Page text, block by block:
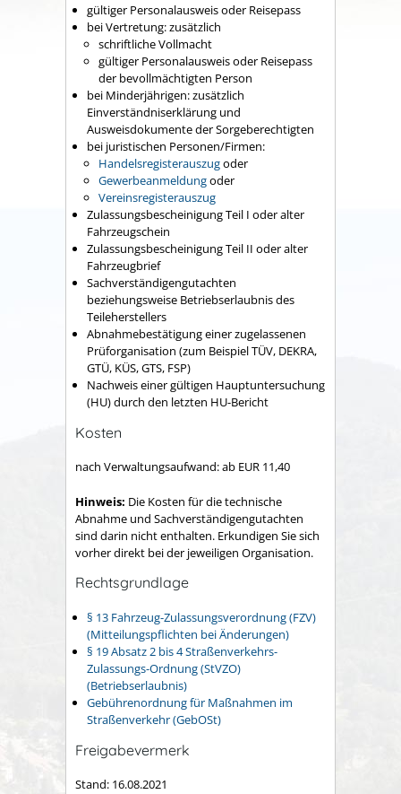
gültiger Personalausweis oder Reisepass
bei Vertretung: zusätzlich
schriftliche Vollmacht
gültiger Personalausweis oder Reisepass
der bevollmächtigten Person
bei Minderjährigen: zusätzlich
Einverständniserklärung und
Ausweisdokumente der Sorgeberechtigten
bei juristischen Personen/Firmen:
Handelsregisterauszugoder
Gewerbeanmeldungoder
Vereinsregisterauszug
Zulassungsbescheinigung Teil I oder alter
Fahrzeugschein
Zulassungsbescheinigung Teil II oder alter
Fahrzeugbrief
Sachverständigengutachten
beziehungsweise Betriebserlaubnis des
Teileherstellers
Abnahmebestätigung einer zugelassenen
Prüforganisation (zum Beispiel TÜV, DEKRA,
GTÜ, KÜS, GTS, FSP)
Nachweis einer gültigen Hauptuntersuchung
(HU) durch den letzten HU-Bericht
Kosten
nach Verwaltungsaufwand: ab EUR 11,40
Hinweis: Die Kosten für die technische
Abnahme und Sachverständigengutachten
sind darin nicht enthalten. Erkundigen Sie sich
vorher direkt bei der jeweiligen Organisation.
Rechtsgrundlage
§ 13 Fahrzeug-Zulassungsverordnung (FZV)
(Mitteilungspflichten bei Änderungen)
§ 19 Absatz 2 bis 4 Straßenverkehrs-
Zulassungs-Ordnung (StVZO)
(Betriebserlaubnis)
Gebührenordnung für Maßnahmen im
Straßenverkehr (GebOSt)
Freigabevermerk
Stand: 16.08.2021